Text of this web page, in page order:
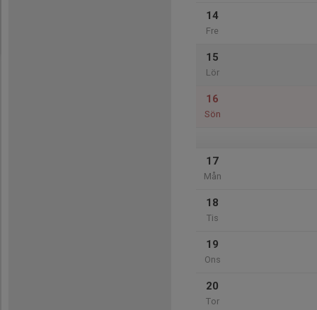
14
Fre
15
Lör
16
Sön
17
Mån
18
Tis
19
Ons
20
Tor